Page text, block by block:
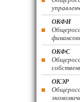
ОКФИ
ОКФС
ОКЭР